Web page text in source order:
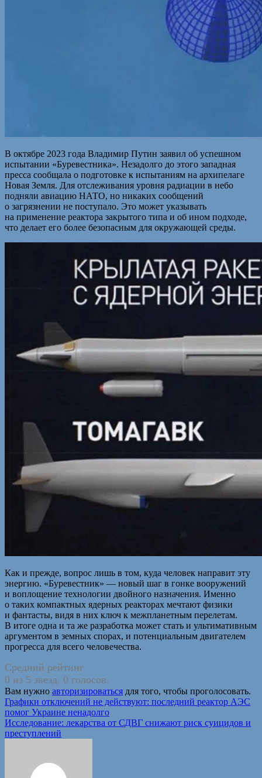
В октябре 2023 года Владимир Путин заявил об успешном
испытании «Буревестника». Незадолго до этого западная
пресса сообщала о подготовке к испытаниям на архипелаге
Новая Земля. Для отслеживания уровня радиации в небо
подняли авиацию НАТО, но никаких сообщений
о загрязнении не поступало. Это может указывать
на применение реактора закрытого типа и об ином подходе,
что делает его более безопасным для окружающей среды.
Как и прежде, вопрос лишь в том, куда человек направит эту
энергию. «Буревестник» — новый шаг в гонке вооружений
и воплощение технологии двойного назначения. Именно
о таких компактных ядерных реакторах мечтают физики
и фантасты, видя в них ключ к межпланетным перелетам.
В итоге одна и та же разработка может стать и ультимативным
аргументом в земных спорах, и потенциальным двигателем
прогресса для всего человечества.
Средний рейтинг
0 из 5 звезд. 0 голосов.
Вам нужно авторизироваться для того, чтобы проголосовать.
Навигация
по
записям
Графики отключений не действуют: последний реактор АЭС
помог Украине ненадолго
Исследование: лекарства от СДВГ снижают риск суицидов и
преступлений